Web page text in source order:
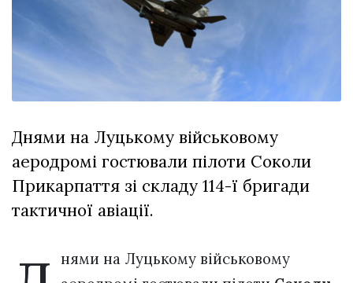
Спартакіада
29 Липня 2026
560 переглядів
Всі розділи
Лайф
Афіша
ZONE 18+
Політика конфіденційності
Днями на Луцькому військовому
аеродромі гостювали пілоти Соколи
Прикарпаття зі складу 114-ї бригади
тактичної авіації.
нями на Луцькому військовому